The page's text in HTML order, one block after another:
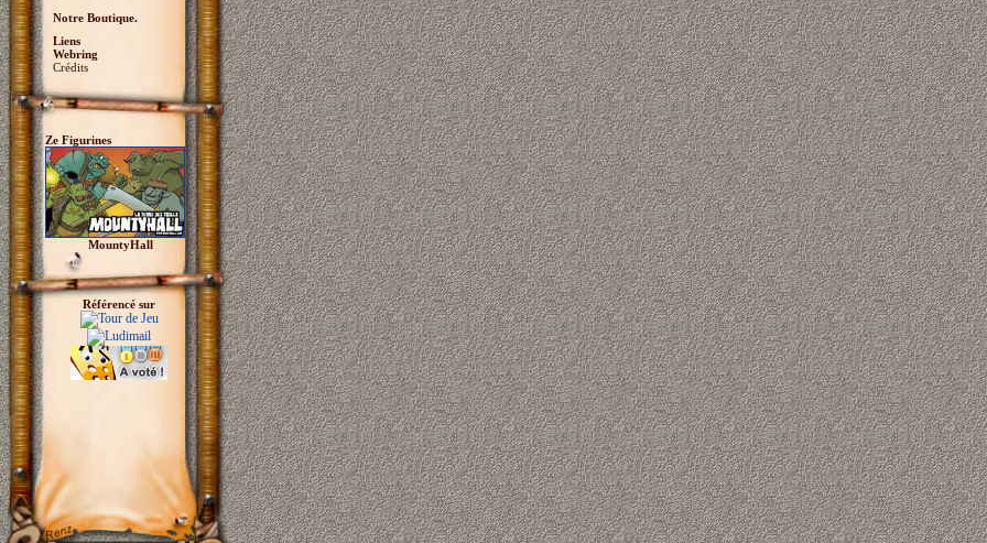
Notre Boutique.
Liens
Webring
Crédits
Ze Figurines
MountyHall
Référencé sur